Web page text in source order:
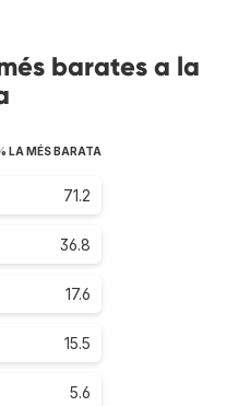
barates a la
LA MÉS BARATA
71.2
36.8
17.6
15.5
5.6